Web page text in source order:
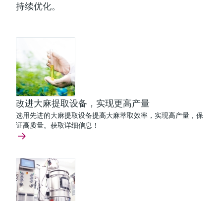
持续优化。
改进大麻提取设备，实现更高产量
选用先进的大麻提取设备提高大麻萃取效率，实现高产量，保
证高质量。获取详细信息！